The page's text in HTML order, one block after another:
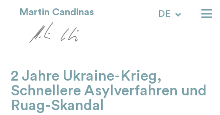
Martin Candinas DE
RM
2 Jahre Ukraine-Krieg,
Schnellere Asylverfahren und
Ruag-Skandal